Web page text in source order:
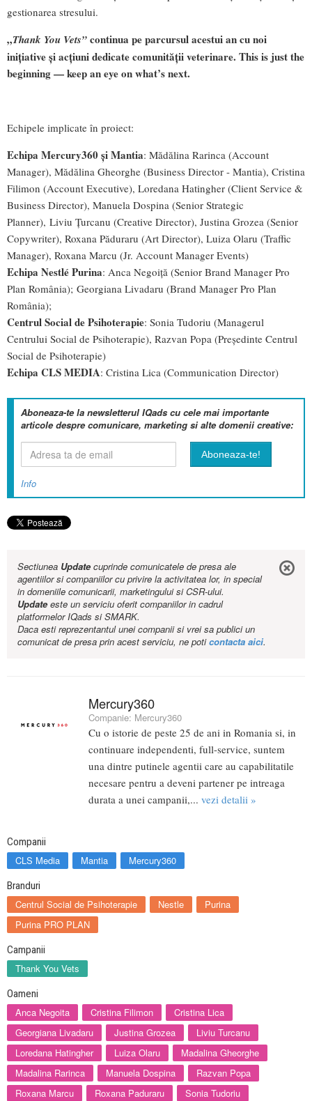
gestionarea stresului.
„Thank You Vets”continua pe parcursul acestui an cu noi
inițiative și acțiuni dedicate comunității veterinare. This is just the
beginning — keep an eye on what’s next.
Echipele implicate în proiect:
Echipa Mercury360 și Mantia: Mădălina Rarinca (Account
Manager), Mădălina Gheorghe (Business Director - Mantia), Cristina
Filimon (Account Executive), Loredana Hatingher (Client Service &
Business Director), Manuela Dospina (Senior Strategic
Planner), Liviu Țurcanu (Creative Director), Justina Grozea (Senior
Copywriter), Roxana Păduraru (Art Director), Luiza Olaru (Traffic
Manager), Roxana Marcu (Jr. Account Manager Events)
Echipa NestléPurina: Anca Negoiță (Senior Brand Manager Pro
Plan România); Georgiana Livadaru (Brand Manager Pro Plan
România);
Centrul Social de Psihoterapie: Sonia Tudoriu (Managerul
Centrului Social de Psihoterapie), Razvan Popa (Președinte Centrul
Social de Psihoterapie)
Echipa CLS MEDIA: Cristina Lica (Communication Director)
Aboneaza-te la newsletterul IQads cu cele mai importante
articole despre comunicare, marketing si alte domenii creative:
Info
Sectiunea Updatecuprinde comunicatele de presa ale
agentiilor si companiilor cu privire la activitatea lor, in special
in domeniile comunicarii, marketingului si CSR-ului.
Updateeste un serviciu oferit companiilor in cadrul
platformelor IQads si SMARK.
Daca esti reprezentantul unei companii si vrei sa publici un
comunicat de presa prin acest serviciu, ne poticontacta aici.
Mercury360
Companie: Mercury360
Cu o istorie de peste 25 de ani in Romania si, in
continuare independenti, full-service, suntem
una dintre putinele agentii care au capabilitatile
necesare pentru a deveni partener pe intreaga
durata a unei campanii,... vezi detalii »
Companii
CLS Media Mantia Mercury360
Branduri
Centrul Social de Psihoterapie Nestle
Purina
Purina PRO PLAN
Campanii
Thank You Vets
Oameni
Anca Negoita Cristina Filimon
Cristina Lica
Georgiana Livadaru
Justina Grozea
Liviu Turcanu
Loredana Hatingher
Luiza Olaru
Madalina Gheorghe
Madalina Rarinca
Manuela Dospina
Razvan Popa
Roxana Marcu
Roxana Paduraru Sonia Tudoriu